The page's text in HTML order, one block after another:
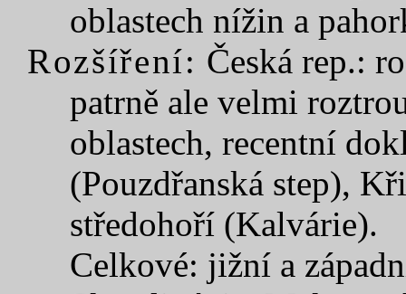
oblastech nížin a
Rozšíření: Česká rep.:
patrně ale velmi
oblastech, recentní
(Pouzdřanská step),
středohoří (Kalvárie).
Celkové: jižní a